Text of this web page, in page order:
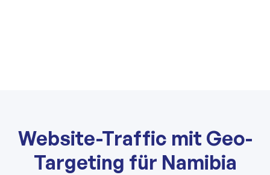
Website-Traffic mit Geo-
Targeting für Namibia